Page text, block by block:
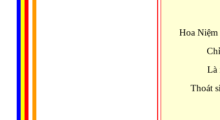
Hoa
Là
Thoát